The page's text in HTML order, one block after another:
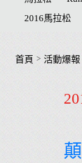
2016馬拉松
志工
台北
屏東
首頁 > 活動爆報